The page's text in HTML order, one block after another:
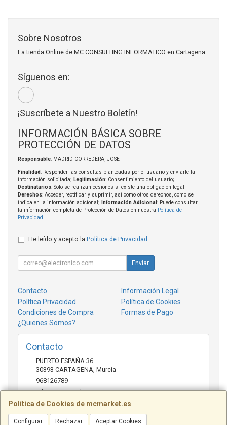
Política de Cookies de mcmarket.es
Configurar Rechazar Aceptar Cookies
Sobre Nosotros
La tienda Online de MC CONSULTING INFORMATICO en Cartagena
Síguenos en:
¡Suscríbete a Nuestro Boletín!
INFORMACIÓN BÁSICA SOBRE
PROTECCIÓN DE DATOS
Responsable: MADRID CORREDERA, JOSE
Finalidad: Responder las consultas planteadas por el usuario y enviarle la
información solicitada; Legitimación: Consentimiento del usuario;
Destinatarios: Solo se realizan cesiones si existe una obligación legal;
Derechos: Acceder, rectificar y suprimir, así como otros derechos, como se
indica en la información adicional;
Información Adicional : Puede consultar
la información completa de Protección de Datos en nuestra Política de
Privacidad
He leído y acepto la Política de Privacidad
Enviar
Contacto
Información Legal
Política Privacidad
Política de Cookies
Condiciones de Compra
Formas de Pago
¿Quienes Somos?
Contacto
PUERTO ESPAÑA 36
30393 CARTAGENA Murcia
968126789
admin@mcmarket.es